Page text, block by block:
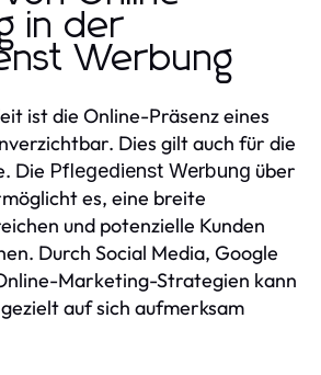
in der
Werbung
ist die Online-Präsenz eines
Dies gilt auch für die
Die Pflegedienst Werbung über
es, eine breite
und potenzielle Kunden
Durch Social Media, Google
Marketing-Strategien kann
auf sich aufmerksam